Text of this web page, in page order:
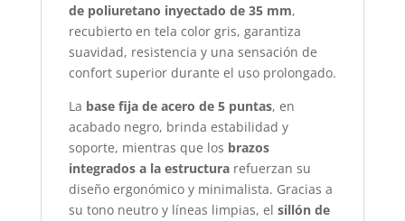
de poliuretano inyectado de 35 mm,
recubierto en tela color gris, garantiza
suavidad, resistencia y una sensación de
confort superior durante el uso prolongado.
La base fija de acero de 5 puntas, en
acabado negro, brinda estabilidad y
soporte, mientras que los brazos
integrados a la estructurarefuerzan su
diseño ergonómico y minimalista. Gracias a
su tono neutro y líneas limpias, el sillón de